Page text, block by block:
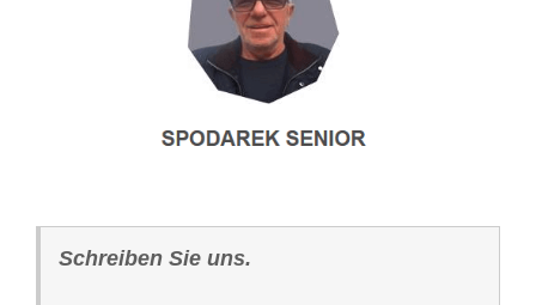
Schreiben Sie uns.